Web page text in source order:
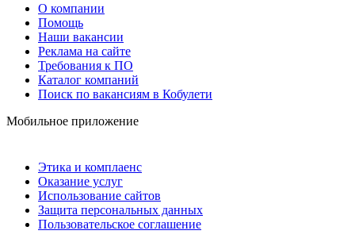
О компании
Помощь
Наши вакансии
Реклама на сайте
Требования к ПО
Каталог компаний
Поиск по вакансиям в Кобулети
Мобильное приложение
Этика и комплаенс
Оказание услуг
Использование сайтов
Защита персональных данных
Пользовательское соглашение